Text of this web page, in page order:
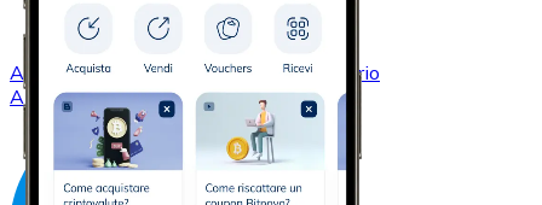
AcquistareCardano
con bonifico bancario
ADA